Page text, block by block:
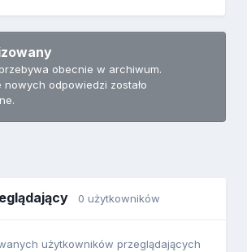
obecnie w archiwum.
nowych odpowiedzi zostało
0 użytkowników
użytkowników przeglądających